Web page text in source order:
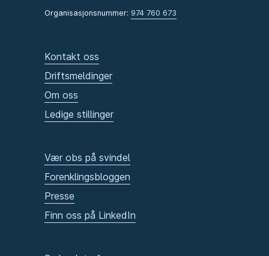
Organisasjonsnummer: 974 760 673
Kontakt oss
Driftsmeldinger
Om oss
Ledige stillinger
Vær obs på svindel
Forenklingsbloggen
Presse
Finn oss på LinkedIn